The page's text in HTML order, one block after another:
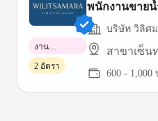
พนักงานขายน้
บริษัท วิลิศ
สาขาเซ็น
600 - 1,000
งาน
พาร์ทไทม์
2 อัตรา